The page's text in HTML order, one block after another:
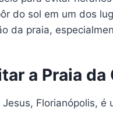
do sol em um dos
da praia,
a Praia
Florianópolis,